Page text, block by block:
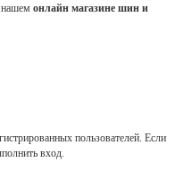
онлайн магазине шин и
пользователей. Если
вход.